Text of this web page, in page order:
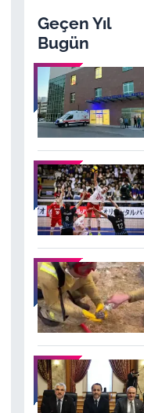
Geçen Yıl
Bugün